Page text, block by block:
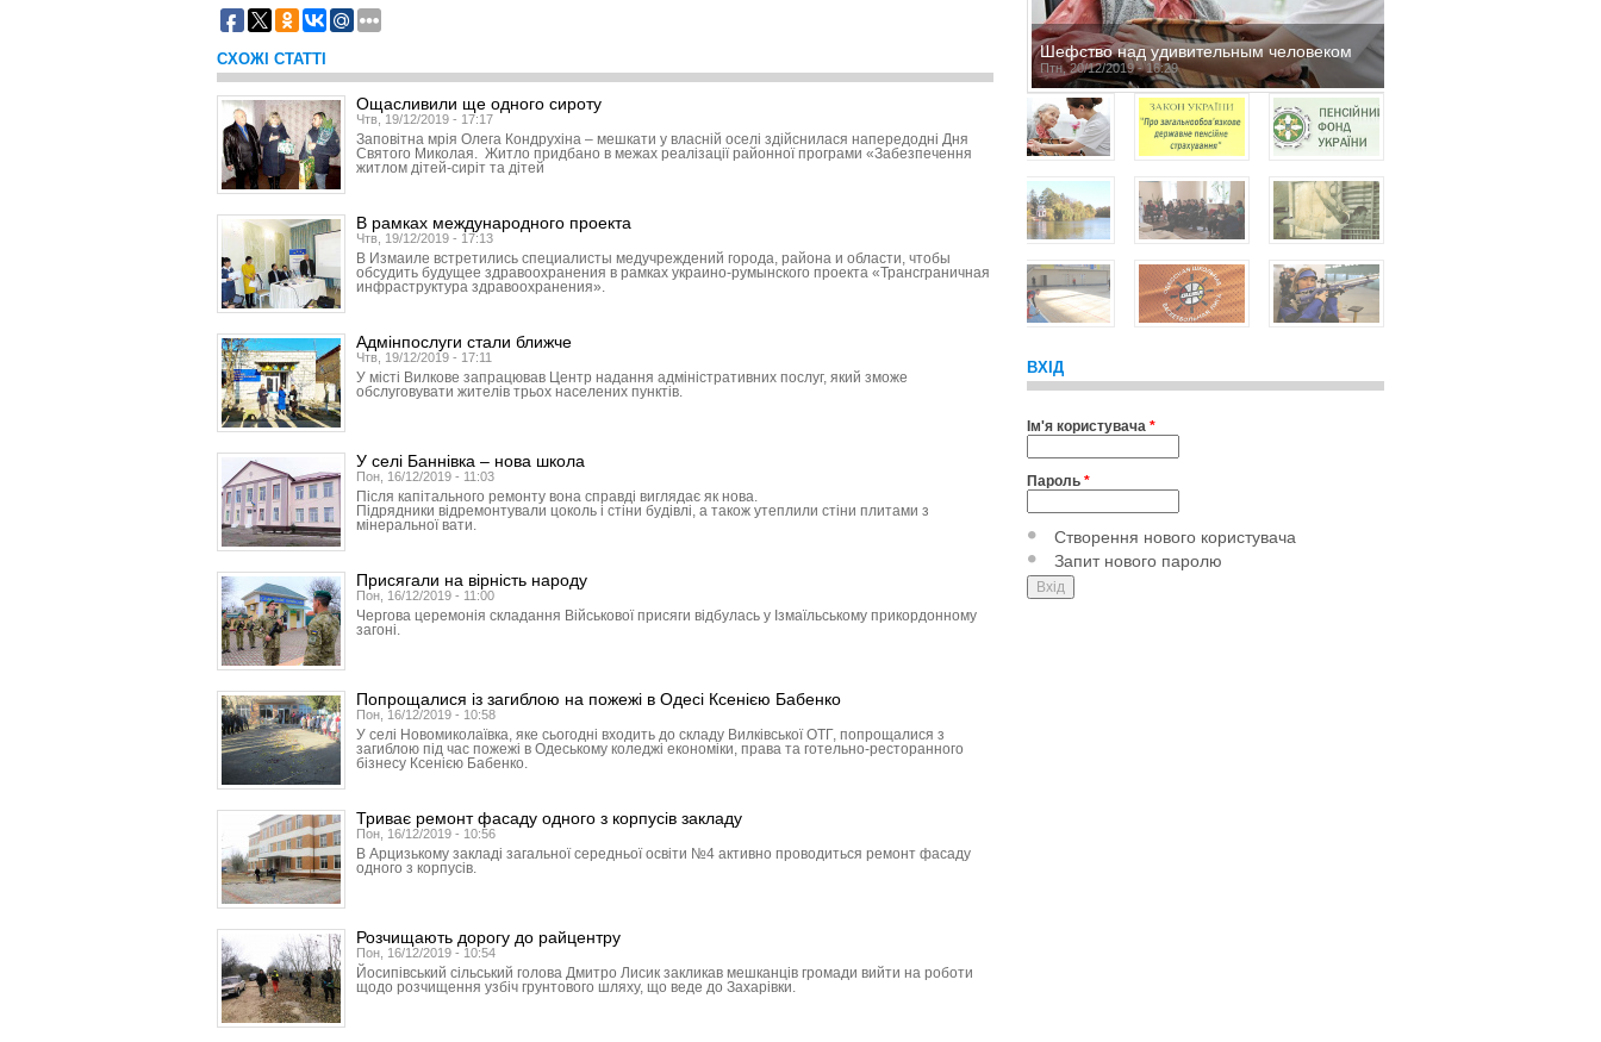
СХОЖІ СТАТТІ
Ощасливили ще одного сироту
Чтв, 19/12/2019 - 17:17
Заповітна мрія Олега Кондрухіна – мешкати у власній оселі здійснилася напередодні Дня
Святого Миколая. Житло придбано в межах реалізації районної програми «Забезпечення
житлом дітей-сиріт та дітей
В рамках международного проекта
Чтв, 19/12/2019 - 17:13
В Измаиле встретились специалисты медучреждений города, района и области, чтобы
обсудить будущее здравоохранения в рамках украино-румынского проекта «Трансграничная
инфраструктура здравоохранения».
Адмінпослуги стали ближче
Чтв, 19/12/2019 - 17:11
У місті Вилкове запрацював Центр надання адміністративних послуг, який зможе
обслуговувати жителів трьох населених пунктів.
У селі Баннівка – нова школа
Пон, 16/12/2019 - 11:03
Після капітального ремонту вона справді виглядає як нова.
Підрядники відремонтували цоколь і стіни будівлі, а також утеплили стіни плитами з
мінеральної вати.
Присягали на вірність народу
Пон, 16/12/2019 - 11:00
Чергова церемонія складання Військової присяги відбулась у Ізмаїльському прикордонному
загоні.
Попрощалися із загиблою на пожежі в Одесі Ксенією Бабенко
Пон, 16/12/2019 - 10:58
У селі Новомиколаївка, яке сьогодні входить до складу Вилківської ОТГ, попрощалися з
загиблою під час пожежі в Одеському коледжі економіки, права та готельно-ресторанного
бізнесу Ксенією Бабенко.
Триває ремонт фасаду одного з корпусів закладу
Пон, 16/12/2019 - 10:56
В Арцизькому закладі загальної середньої освіти №4 активно проводиться ремонт фасаду
одного з корпусів.
Розчищають дорогу до райцентру
Пон, 16/12/2019 - 10:54
Йосипівський сільський голова Дмитро Лисик закликав мешканців громади вийти на роботи
щодо розчищення узбіч грунтового шляху, що веде до Захарівки.
Шефство над удивительным человеком
Птн, 20/12/2019 - 16:29
ВХІД
Ім'я користувача *
Пароль *
Створення нового користувача
Запит нового паролю